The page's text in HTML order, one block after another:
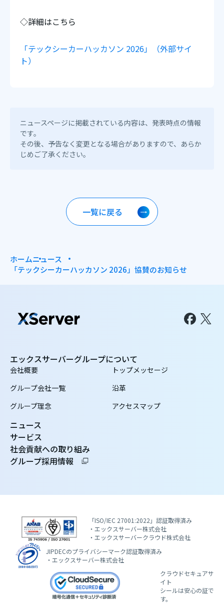
◇詳細はこちら
「テックシーカーハッカソン 2026」（外部サイ
ト）
ニュースページに掲載されている内容は、発表時点の情報
です。
その後、予告なく変更となる場合がありますので、あらか
じめご了承ください。
一覧に戻る
ホームニュース
「テックシーカーハッカソン 2026」協賛のお知らせ
エックスサーバーグループについて
会社概要
グループ会社一覧
グループ理念
トップメッセージ
沿革
アクセスマップ
ニュース
サービス
社会貢献への取り組み
グループ採用情報
「ISO/IEC 27001:2022」認証取得済み
・エックスサーバー株式会社
・エックスサーバークラウド株式会社
JIPDECのプライバシーマーク認証取得済み
・エックスサーバー株式会社
クラウドセキュアサ
イト
シールは安心の証で
す。